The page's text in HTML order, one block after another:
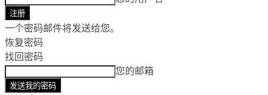
一个密码邮件将发送给您。
恢复密码
找回密码
您的邮箱